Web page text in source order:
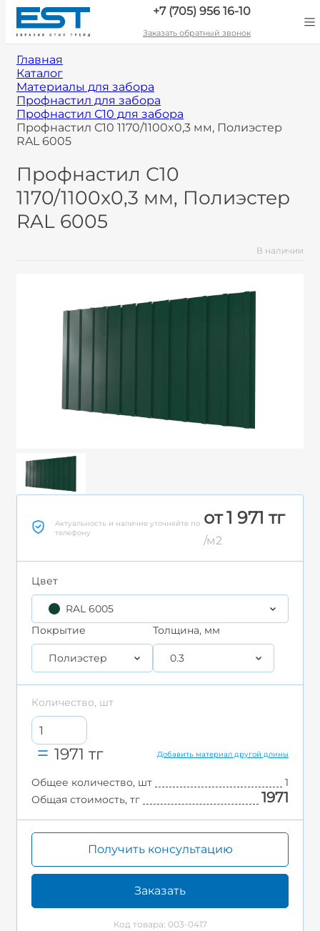
+7 (705) 956 16-10
Заказать обратный звонок
Главная
Каталог
Материалы для забора
Профнастил для забора
Профнастил С10 для забора
Профнастил С10 1170/1100x0,3 мм, Полиэстер
RAL 6005
Профнастил С10
1170/1100x0,3 мм, Полиэстер
RAL 6005
В наличии
Актуальность и наличие уточняйте по
телефону
от 1 971 тг
/м2
Цвет
RAL 6005
Покрытие
Полиэстер
Толщина, мм
0.3
Количество, шт
1971 тг Добавить материал другой длины
Общее количество, шт
1
Общая стоимость, тг
1971
Получить консультацию
Заказать
Код товара: 003-0417